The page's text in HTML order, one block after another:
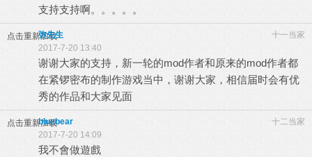
支持支持啊。。。。。
点击重新加载 十一当家
弥先生
2017-7-20 13:40
谢谢大家的支持，新一轮的mod作者和原来的mod作者都
在紧锣密布的制作游戏当中，谢谢大家，相信届时会有优
秀的作品和大家见面
点击重新加载 十二当家
bluebear
2017-7-20 14:09
我不會做遊戲